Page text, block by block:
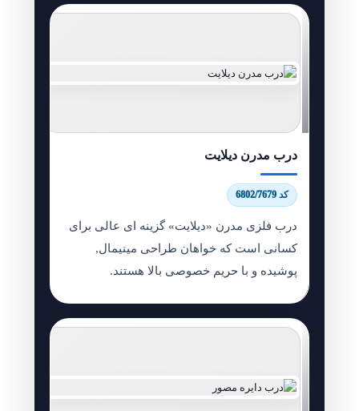
درب مدرن دیلایت
کد 6802/7679
درب فلزی مدرن «دیلایت» گزینه ای عالی برای
کسانی است که خواهان طراحی مینیمال,
پوشیده و با حریم خصوصی بالا هستند.